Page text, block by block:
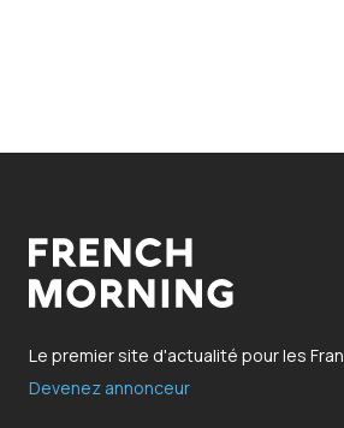
Le premier site d'actualité pour les
Devenez annonceur